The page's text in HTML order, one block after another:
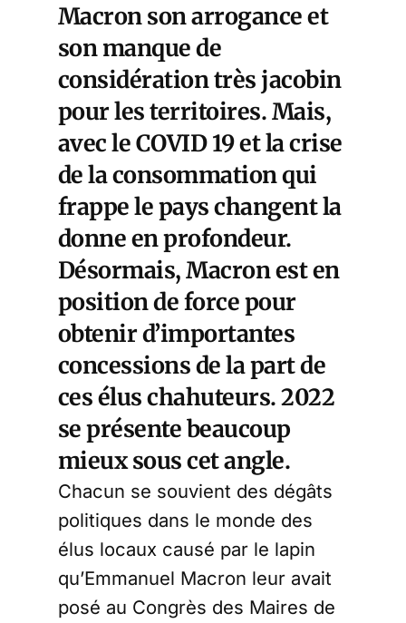
Macron son arrogance et
son manque de
considération très jacobin
pour les territoires. Mais,
avec le COVID 19 et la crise
de la consommation qui
frappe le pays changent la
donne en profondeur.
Désormais, Macron est en
position de force pour
obtenir d’importantes
concessions de la part de
ces élus chahuteurs. 2022
se présente beaucoup
mieux sous cet angle.
Chacun se souvient des dégâts
politiques dans le monde des
élus locaux causé par le lapin
qu’Emmanuel Macron leur avait
posé au Congrès des Maires de